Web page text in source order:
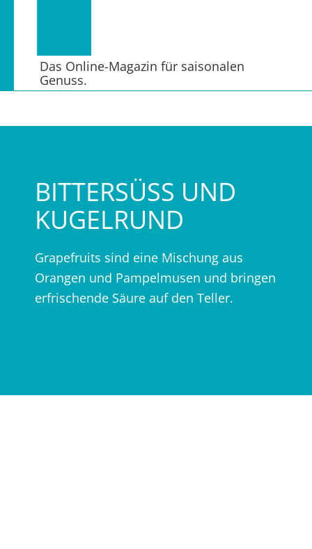
Das Online-Magazin für saisonalen
Genuss.
BITTERSÜSS UND K
UGELRUND
Grapefruits sind eine Mischung aus
Orangen und Pampelmusen und bringen
erfrischende Säure auf den Teller.